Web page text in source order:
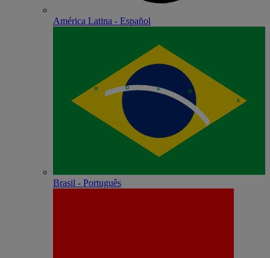
América Latina - Español
Brasil - Português